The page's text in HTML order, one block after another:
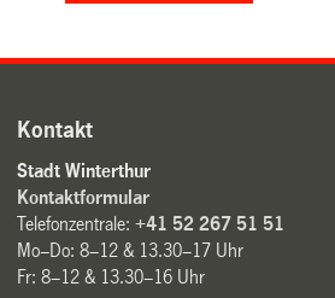
Kontakt
Stadt Winterthur
Kontaktformular
Telefonzentrale:+41 52 267 51 51
Mo–Do: 8–12 & 13.30–17 Uhr
Fr: 8–12 & 13.30–16 Uhr